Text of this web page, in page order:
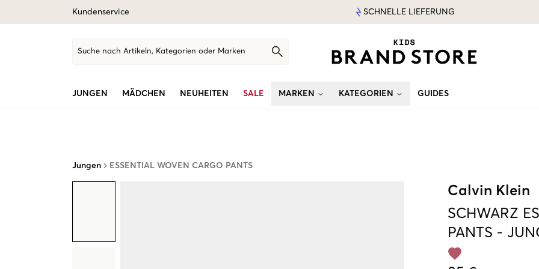
Kundenservice SCHNELLE LIEFERUNG
Suche nach Artikeln, Kategorien oder Marken
JUNGEN MÄDCHEN NEUHEITEN SALE MARKEN KATEGORIEN GUIDES
Jungen ESSENTIAL WOVEN CARGO PANTS
Calvin Klein
SCHWARZ
PANTS -